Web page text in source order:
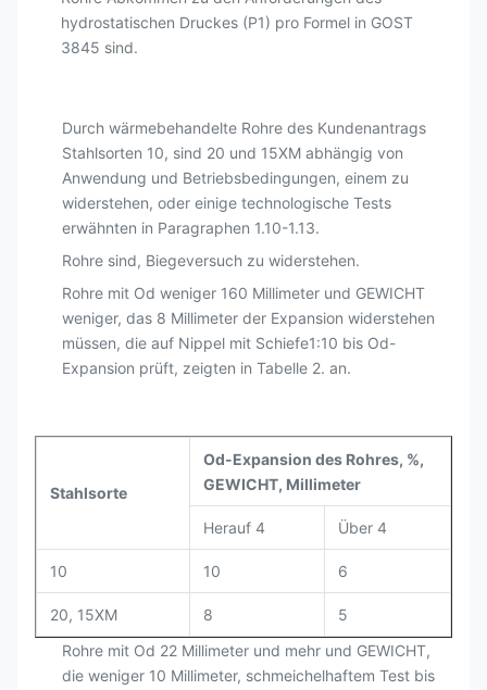
hydrostatischen Druckes (P1) pro Formel in GOST
3845 sind.
Durch wärmebehandelte Rohre des Kundenantrags
Stahlsorten 10, sind 20 und 15XM abhängig von
Anwendung und Betriebsbedingungen, einem zu
widerstehen, oder einige technologische Tests
erwähnten in Paragraphen 1.10-1.13.
Rohre sind, Biegeversuch zu widerstehen.
Rohre mit Od weniger 160 Millimeter und GEWICHT
weniger, das 8 Millimeter der Expansion widerstehen
müssen, die auf Nippel mit Schiefe1:10 bis Od-
Expansion prüft, zeigten in Tabelle 2. an.
Stahlsorte
Od-Expansion des Rohres, %,
GEWICHT, Millimeter
Herauf 4 Über 4
10 10 6
20, 15XM 8
5
Rohre mit Od 22 Millimeter und mehr und GEWICHT,
die weniger 10 Millimeter, schmeichelhaftem Test bis